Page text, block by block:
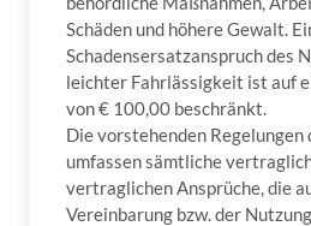
Schäden und höhere Gewalt.
Schadensersatzanspruch des
leichter Fahrlässigkeit ist auf
von € 100,00 beschränkt.
Die vorstehenden
umfassen sämtliche
vertraglichen Ansprüche, die
Vereinbarung bzw. der